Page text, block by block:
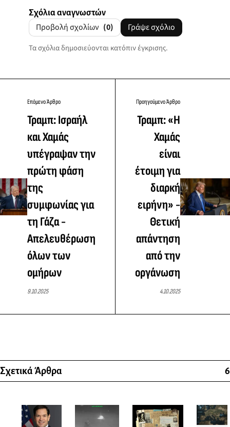
Σχόλια αναγνωστών
Προβολή σχολίων (0) Γράψε σχόλιο
Τα σχόλια δημοσιεύονται κατόπιν έγκρισης.
Επόμενο Άρθρο
Τραμπ: Ισραήλ
και Χαμάς
υπέγραψαν την
πρώτη φάση
της
συμφωνίας για
τη Γάζα -
Απελευθέρωση
όλων των
ομήρων
9.10.2025
Προηγούμενο Άρθρο
Τραμπ: «Η
Χαμάς
είναι
έτοιμη για
διαρκή
ειρήνη» -
Θετική
απάντηση
από την
οργάνωση
4.10.2025
Σχετικά Άρθρα 6